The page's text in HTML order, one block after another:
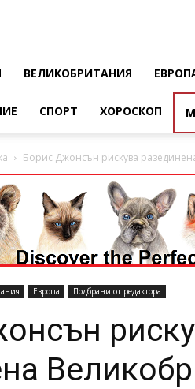
ВЕЛИКОБРИТАНИЯ
СПОРТ ХОРОСКОП
Борис Джонсън рискува
Европа Подбрани от редактора